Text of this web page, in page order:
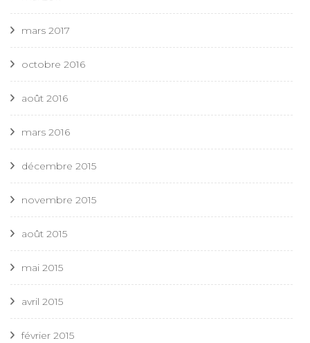
mars 2017
octobre 2016
août 2016
mars 2016
décembre 2015
novembre 2015
août 2015
mai 2015
avril 2015
février 2015